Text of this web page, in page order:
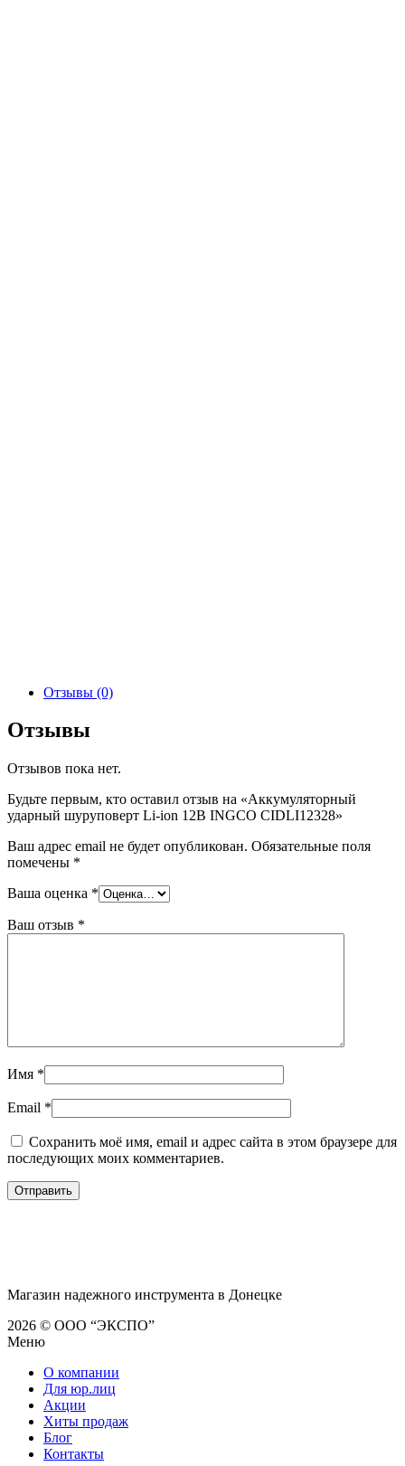
Отзывы (0)
Отзывы
Отзывов пока нет.
Будьте первым, кто оставил отзыв на «Аккумуляторный
ударный шуруповерт Li-ion 12В INGCO CIDLI12328»
Ваш адрес email не будет опубликован. Обязательные поля
помечены *
Ваша оценка *
Ваш отзыв *
Имя *
Email *
Сохранить моё имя, email и адрес сайта в этом браузере для
последующих моих комментариев.
Магазин надежного инструмента в Донецке
2026 © ООО “ЭКСПО”
Меню
О компании
Для юр.лиц
Акции
Хиты продаж
Блог
Контакты